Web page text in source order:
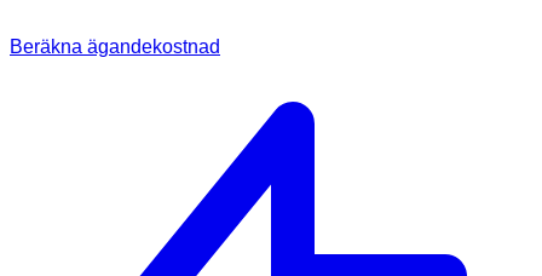
Beräkna ägandekostnad